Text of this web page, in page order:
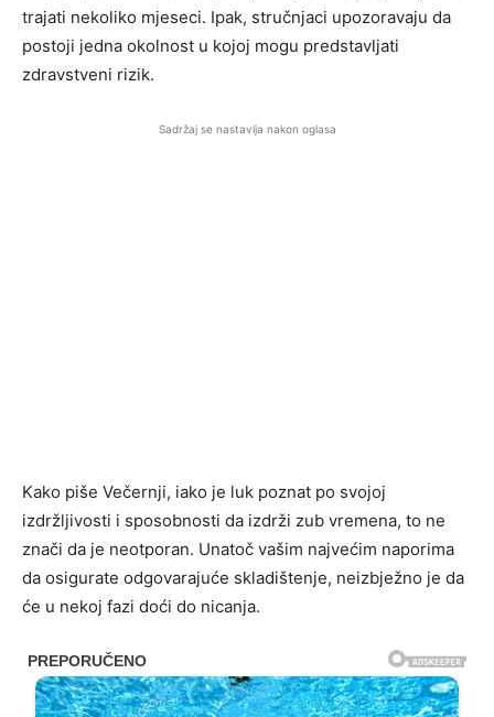
trajati nekoliko mjeseci. Ipak, stručnjaci upozoravaju da
postoji jedna okolnost u kojoj mogu predstavljati
zdravstveni rizik.
Sadržaj se nastavlja nakon oglasa
Kako piše Večernji, iako je luk poznat po svojoj
izdržljivosti i sposobnosti da izdrži zub vremena, to ne
znači da je neotporan. Unatoč vašim najvećim naporima
da osigurate odgovarajuće skladištenje, neizbježno je da
će u nekoj fazi doći do nicanja.